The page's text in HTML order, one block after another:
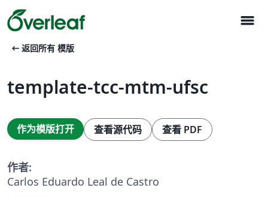
menu
arrow_left_alt 返回所有 模版
template-tcc-mtm-ufsc
作为模版打开 查看源代码 查看 PDF
作者:
Carlos Eduardo Leal de Castro